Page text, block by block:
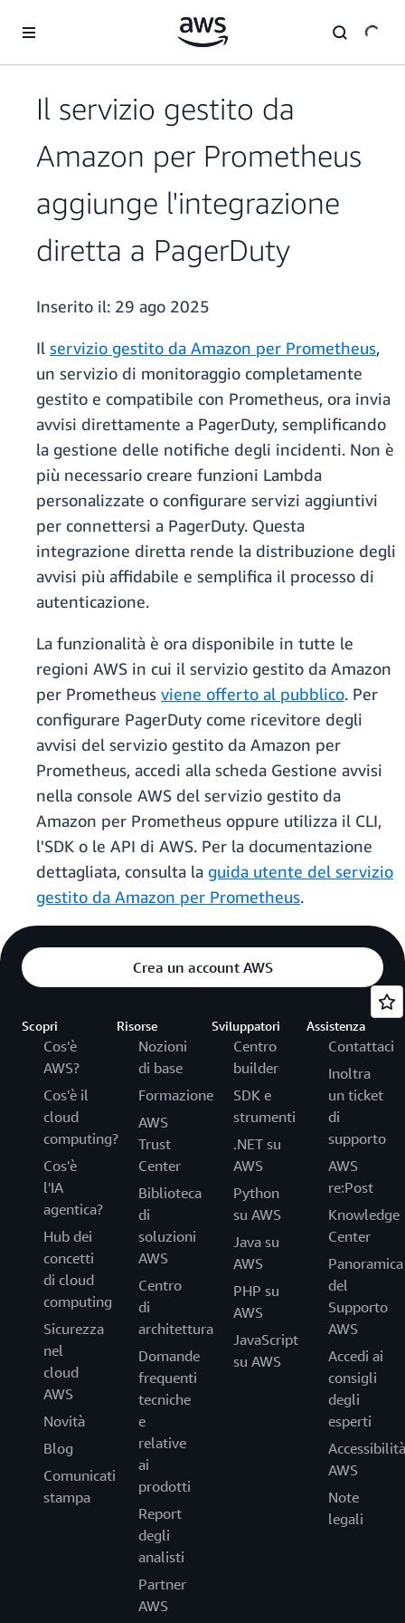
Il servizio gestito da
Amazon per Prometheus
aggiunge l'integrazione
diretta a PagerDuty
Inserito il: 29 ago 2025
Il servizio gestito da Amazon per Prometheus,
un servizio di monitoraggio completamente
gestito e compatibile con Prometheus, ora invia
avvisi direttamente a PagerDuty, semplificando
la gestione delle notifiche degli incidenti. Non è
più necessario creare funzioni Lambda
personalizzate o configurare servizi aggiuntivi
per connettersi a PagerDuty. Questa
integrazione diretta rende la distribuzione degli
avvisi più affidabile e semplifica il processo di
autenticazione.
La funzionalità è ora disponibile in tutte le
regioni AWS in cui il servizio gestito da Amazon
per Prometheus viene offerto al pubblico. Per
configurare PagerDuty come ricevitore degli
avvisi del servizio gestito da Amazon per
Prometheus, accedi alla scheda Gestione avvisi
nella console AWS del servizio gestito da
Amazon per Prometheus oppure utilizza il CLI,
l'SDK o le API di AWS. Per la documentazione
dettagliata, consulta la guida utente del servizio
gestito da Amazon per Prometheus.
Crea un account AWS
Scopri
Cos'è
AWS?
Cos'è il
cloud
computing?
Cos'è
l'IA
agentica?
Hub dei
concetti
di cloud
computing
Sicurezza
nel
cloud
AWS
Novità
Blog
Comunicati
stampa
Risorse
Nozioni
di base
Formazione
AWS
Trust
Center
Biblioteca
di
soluzioni
AWS
Centro
di
architettura
Domande
frequenti
tecniche
e
relative
ai
prodotti
Report
degli
analisti
Partner
AWS
Sviluppatori
Centro
builder
SDK e
strumenti
.NET su
AWS
Python
su AWS
Java su
AWS
PHP su
AWS
JavaScript
su AWS
Assistenza
Contattaci
Inoltra
un ticket
di
supporto
AWS
re:Post
Knowledge
Center
Panoramica
del
Supporto
AWS
Accedi ai
consigli
degli
esperti
Accessibilità
AWS
Note
legali